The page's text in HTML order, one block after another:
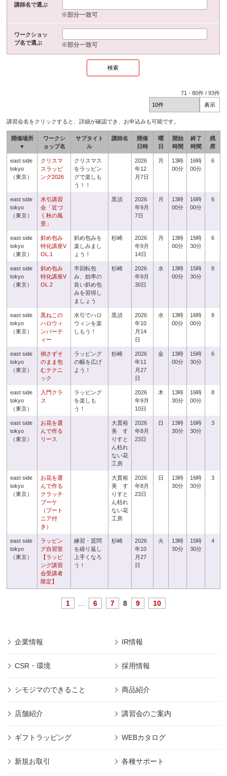
講師名で選ぶ
※部分一致可
ワークショッ
プ名で選ぶ
※部分一致可
71 -80件 /93件
講習会名をクリックすると、詳細が確認でき、お申込みも可能です。
開催場所
▼
ワークシ
ョップ名
サブタイト
ル
講師名
開催
日時
曜
日
開始
時間
終了
時間
残
席
east side
tokyo
（東京）
クリスマ
スラッピ
ング2026
クリスマス
をラッピン
グで楽しも
う！！
2026
年12
月7日
月
13時
00分
16時
00分
6
east side
tokyo
（東京）
水引講習
会「近づ
く秋の風
景」
黒須
2026
年9月
7日
月
13時
00分
16時
00分
6
east side
tokyo
（東京）
斜め包み
特化講座V
OL.1
斜め包みを
楽しみまし
ょう！
杉崎
2026
年9月
14日
月
13時
00分
15時
30分
6
east side
tokyo
（東京）
斜め包み
特化講座V
OL.2
半回転包
み、効率の
良い斜め包
みを習得し
ましょう
杉崎
2026
年9月
30日
水
13時
00分
15時
30分
8
east side
tokyo
（東京）
黒ねこの
ハロウィ
ンパーテ
ィー
水引でハロ
ウィンを楽
しもう！
黒須
2026
年10
月14
日
水
13時
00分
16時
00分
8
east side
tokyo
（東京）
倒さずそ
のまま包
むテクニ
ック
ラッピング
の幅を広げ
よう！
杉崎
2026
年11
月27
日
金
13時
00分
15時
30分
6
east side
tokyo
（東京）
入門クラ
ス
ラッピング
を楽しも
う！
2026
年9月
10日
木
13時
30分
16時
00分
8
east side
tokyo
（東京）
お花を選
んで作る
リース
大貫裕
美 す
りすと
ん枯れ
ない花
工房
2026
年8月
23日
日
13時
30分
16時
30分
3
east side
tokyo
（東京）
お花を選
んで作る
クラッチ
ブーケ
（ブート
ニア付
き）
大貫裕
美 す
りすと
ん枯れ
ない花
工房
2026
年8月
23日
日
13時
30分
16時
30分
3
east side
tokyo
（東京）
ラッピン
グ自習室
【ラッピ
ング講習
会受講者
限定】
練習・質問
を繰り返し
上手くなろ
う！
杉崎
2026
年10
月27
日
火
13時
30分
15時
30分
4
1 6 7 8 9 10
企業情報 IR情報
CSR・環境 採用情報
シモジマのできること 商品紹介
店舗紹介 講習会のご案内
ギフトラッピング WEBカタログ
新規お取引 各種サポート